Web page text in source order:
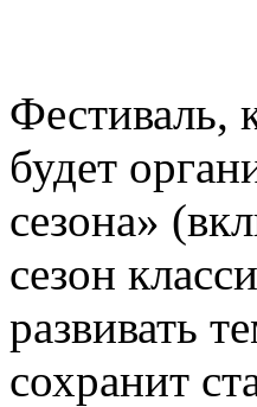
Фестиваль,
будет
сезона»
сезон
развивать
сохранит